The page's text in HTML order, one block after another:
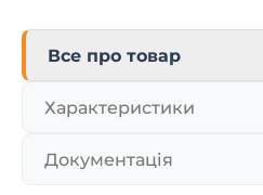
Все про товар
Характеристики
Документація